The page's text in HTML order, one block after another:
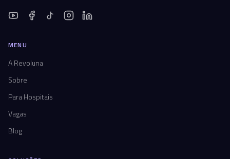
MENU
A Revoluna
Sobre
Para Hospitais
Vagas
Blog